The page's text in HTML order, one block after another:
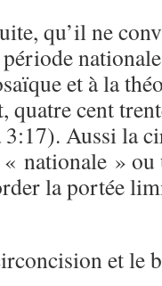
qu’il ne
et à la
quatre cent
Aussi la
nationale »
la portée
et le